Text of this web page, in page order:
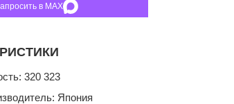
в MAX
320 323
Япония